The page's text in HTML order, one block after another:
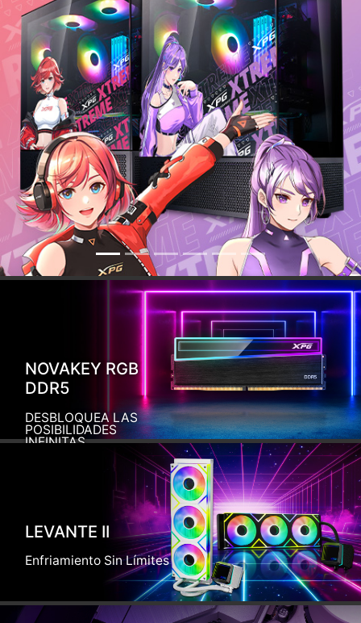
NOVAKEY RGB
DDR5
DESBLOQUEA LAS
POSIBILIDADES
INFINITAS
LEVANTE II
Enfriamiento Sin Límites